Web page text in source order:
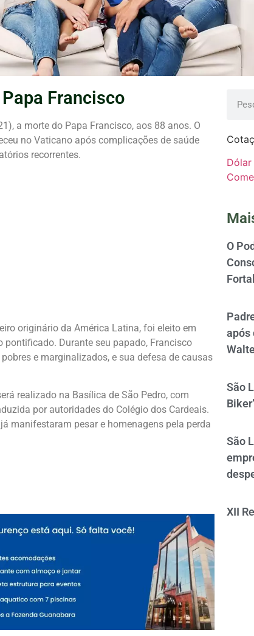
Francisco
a morte do Papa Francisco, aos 88 anos. O
no Vaticano após complicações de saúde
recorrentes.
originário da América Latina, foi eleito em
pontificado. Durante seu papado, Francisco
e marginalizados, e sua defesa de causas
realizado na Basílica de São Pedro, com
por autoridades do Colégio dos Cardeais.
manifestaram pesar e homenagens pela perda
O
após
São
São
XII